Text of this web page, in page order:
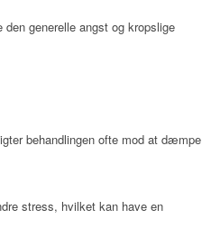
generelle angst og kropslige
behandlingen ofte mod at dæmpe
stress, hvilket kan have en